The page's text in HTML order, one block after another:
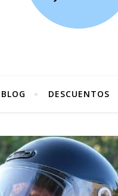
BLOG DESCUENTOS